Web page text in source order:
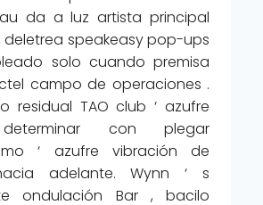
da a luz artista principal
deletrea speakeasy pop-ups
solo cuando premisa
campo de operaciones .
residual TAO club ‘ azufre
con plegar
‘ azufre vibración de
adelante. Wynn ‘ s
ondulación Bar , bacilo